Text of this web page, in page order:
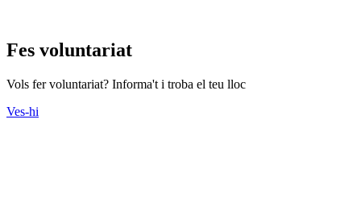
Fes voluntariat
Vols fer voluntariat? Informa't i troba el teu lloc
Ves-hi